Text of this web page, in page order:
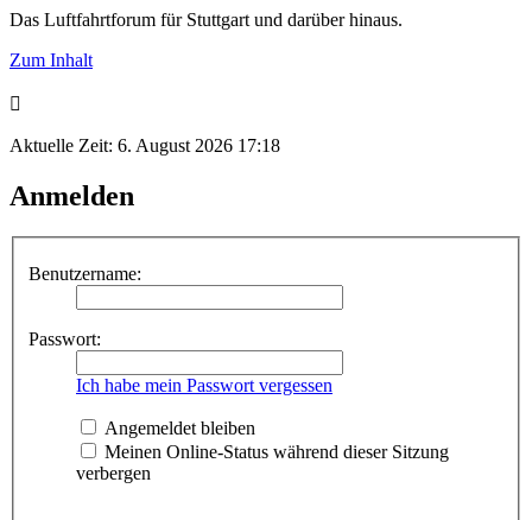
Das Luftfahrtforum für Stuttgart und darüber hinaus.
Zum Inhalt
Aktuelle Zeit: 6. August 2026 17:18
Anmelden
Benutzername:
Passwort:
Ich habe mein Passwort vergessen
Angemeldet bleiben
Meinen Online-Status während dieser Sitzung
verbergen